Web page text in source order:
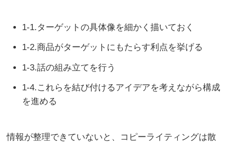
1-1.ターゲットの具体像を細かく描いておく
1-2.商品がターゲットにもたらす利点を挙げる
1-3.話の組み立てを行う
1-4.これらを結び付けるアイデアを考えながら構成
を進める
情報が整理できていないと、コピーライティングは散